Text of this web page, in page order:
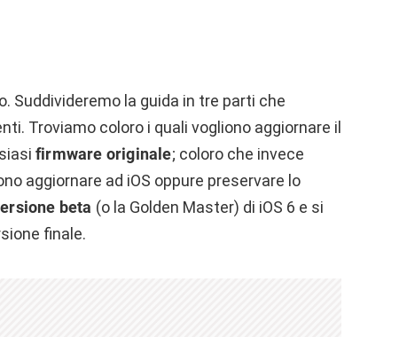
Suddivideremo la guida in tre parti che
Troviamo coloro i quali vogliono aggiornare il
firmware originale; coloro che invece
aggiornare ad iOS oppure preservare lo
beta (o la Golden Master) di iOS 6 e si
finale.